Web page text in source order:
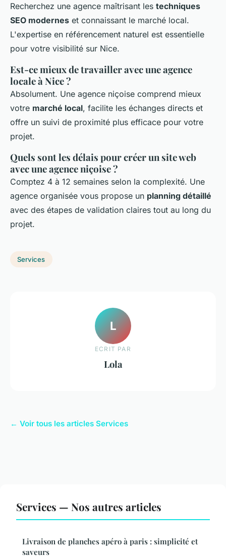
Recherchez une agence maîtrisant les techniques
SEO modernes et connaissant le marché local.
L'expertise en référencement naturel est essentielle
pour votre visibilité sur Nice.
Est-ce mieux de travailler avec une agence
locale à Nice ?
Absolument. Une agence niçoise comprend mieux
votre marché local, facilite les échanges directs et
offre un suivi de proximité plus efficace pour votre
projet.
Quels sont les délais pour créer un site web
avec une agence niçoise ?
Comptez 4 à 12 semaines selon la complexité. Une
agence organisée vous propose un planning détaillé
avec des étapes de validation claires tout au long du
projet.
Services
L
ECRIT PAR
Lola
← Voir tous les articles Services
Services — Nos autres articles
Livraison de planches apéro à paris : simplicité et
saveurs